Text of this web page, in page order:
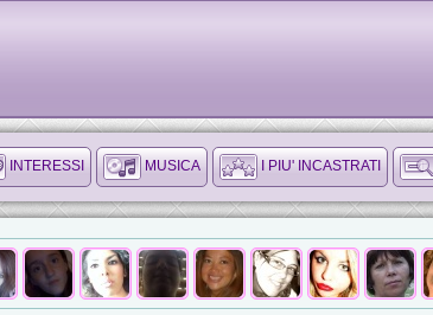
INTERESSI MUSICA I PIU' INCASTRATI